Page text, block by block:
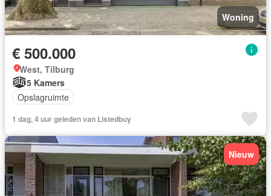
Woning
€ 500.000
West, Tilburg
5 Kamers
Opslagruimte
1 dag, 4 uur geleden van Listedbuy
Nieuw